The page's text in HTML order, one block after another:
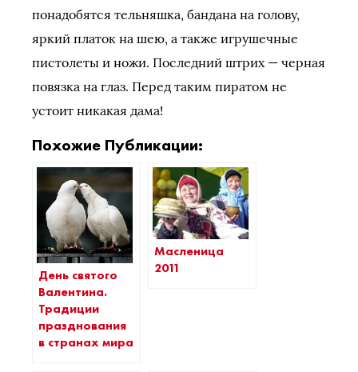
понадобятся тельняшка, бандана на голову,
яркий платок на шею, а также игрушечные
пистолеты и ножи. Последний штрих — черная
повязка на глаз. Перед таким пиратом не
устоит никакая дама!
Похожие Публикации:
День святого
Валентина.
Традиции
празднования
в странах мира
Масленица
2011